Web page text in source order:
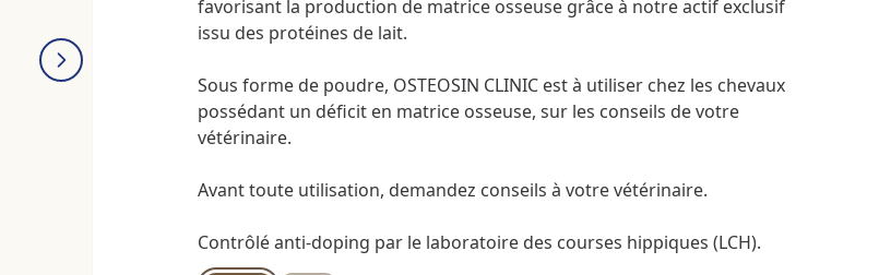
favorisant la production de matrice osseuse grâce à notre actif exclusif
issu des protéines de lait.
Sous forme de poudre, OSTEOSIN CLINIC est à utiliser chez les chevaux
possédant un déficit en matrice osseuse, sur les conseils de votre
vétérinaire.
Avant toute utilisation, demandez conseils à votre vétérinaire.
Contrôlé anti-doping par le laboratoire des courses hippiques (LCH).